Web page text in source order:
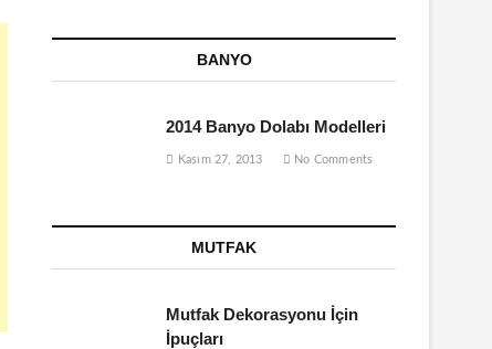
BANYO
2014 Banyo Dolabı Modelleri
Kasım 27, 2013 No Comments
MUTFAK
Mutfak Dekorasyonu İçin
İpuçları